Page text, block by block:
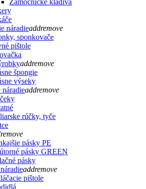
Zámočnícke kladivá
náradieaddremove
sponkovače
pištole
addremove
špongie
výseky
náradieaddremove
rúčky, tyče
remove
pásky PE
pásky GREEN
pásky
addremove
pištole